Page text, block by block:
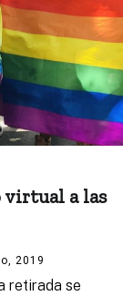
virtual a las
2019
retirada se